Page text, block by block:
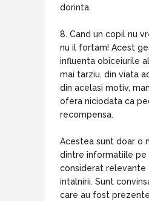
dorinta.
8. Cand un copil nu
nu il fortam! Acest
influenta obiceiurile
mai tarziu, din viata
din acelasi motiv,
ofera niciodata ca
recompensa.
Acestea sunt doar o
dintre informatiile pe
considerat relevante
intalnirii. Sunt
care au fost